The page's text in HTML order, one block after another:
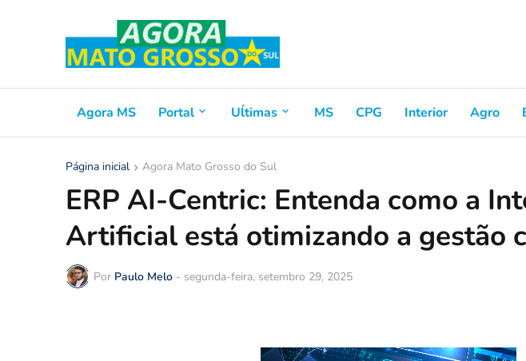
Agora MS Portal Uĺtimas MS CPG Interior Agro
Página inicial Agora Mato Grosso do Sul
ERP AI-Centric: Entenda como a
Artificial está otimizando a gestão
Por Paulo Melo - segunda-feira, setembro 29, 2025